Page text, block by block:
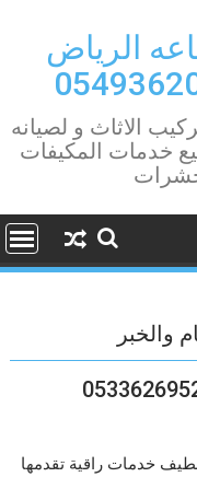
الرياض
الاثاث و لصيانه
خدمات المكيفات
والخبر
خدمات راقية تقدمها